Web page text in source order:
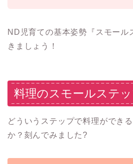
ND児育ての基本姿勢『スモール
きましょう！
料理のスモールステ
どういうステップで料理ができ
か？刻んでみました?